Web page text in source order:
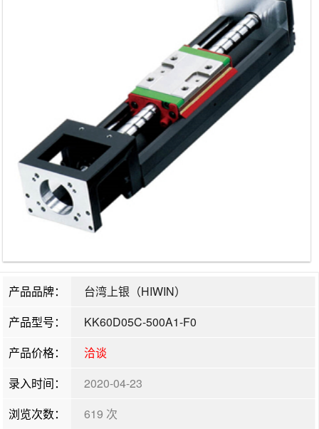
产品品牌：
台湾上银（HIWIN）
产品型号：
KK60D05C-500A1-F0
产品价格：
洽谈
录入时间：
2020-04-23
浏览次数：
619 次